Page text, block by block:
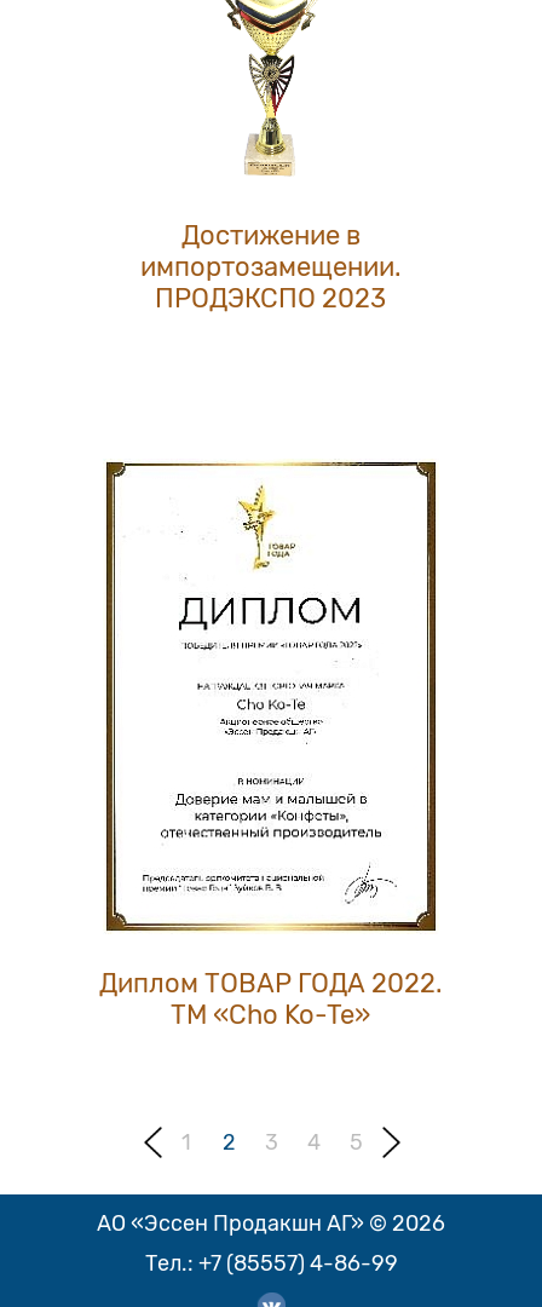
Достижение в
импортозамещении.
ПРОДЭКСПО 2023
Диплом ТОВАР ГОДА 2022.
ТМ «Cho Ko-Te»
1 2 3 4 5
АО «Эссен Продакшн АГ» © 2026
Тел.: +7 (85557) 4-86-99